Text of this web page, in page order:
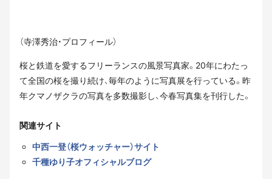
（寺澤秀治・プロフィール）
桜と鉄道を愛するフリーランスの風景写真家。20年にわたっ
て全国の桜を撮り続け、毎年のように写真展を行っている。昨
年クマノザクラの写真を多数撮影し、今春写真集を刊行した。
関連サイト
中西一登（桜ウォッチャー）サイト
千種ゆり子オフィシャルブログ